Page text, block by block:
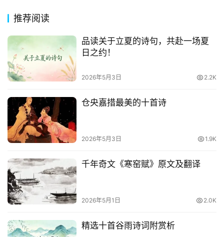
推荐阅读
品读关于立夏的诗句，共赴一场夏
日之约！
2026年5月3日 2.2K
仓央嘉措最美的十首诗
2026年5月3日 1.9K
千年奇文《寒窑赋》原文及翻译
2026年5月1日 2.0K
精选十首谷雨诗词附赏析